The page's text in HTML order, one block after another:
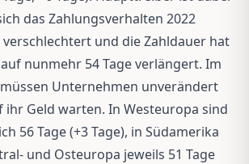
das Zahlungsverhalten 2022
und die Zahldauer hat
nunmehr 54 Tage verlängert. Im
Unternehmen unverändert
ihr Geld warten. In Westeuropa sind
56 Tage (+3 Tage), in Südamerika
und Osteuropa jeweils 51 Tage